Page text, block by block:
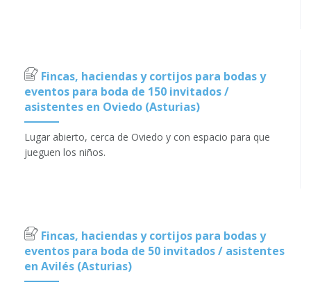
Fincas, haciendas y cortijos para bodas y
eventos para boda de 150 invitados /
asistentes en Oviedo (Asturias)
Lugar abierto, cerca de Oviedo y con espacio para que
jueguen los niños.
Fincas, haciendas y cortijos para bodas y
eventos para boda de 50 invitados / asistentes
en Avilés (Asturias)